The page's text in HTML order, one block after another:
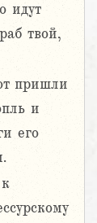
идут
твой,
пришли
и
его